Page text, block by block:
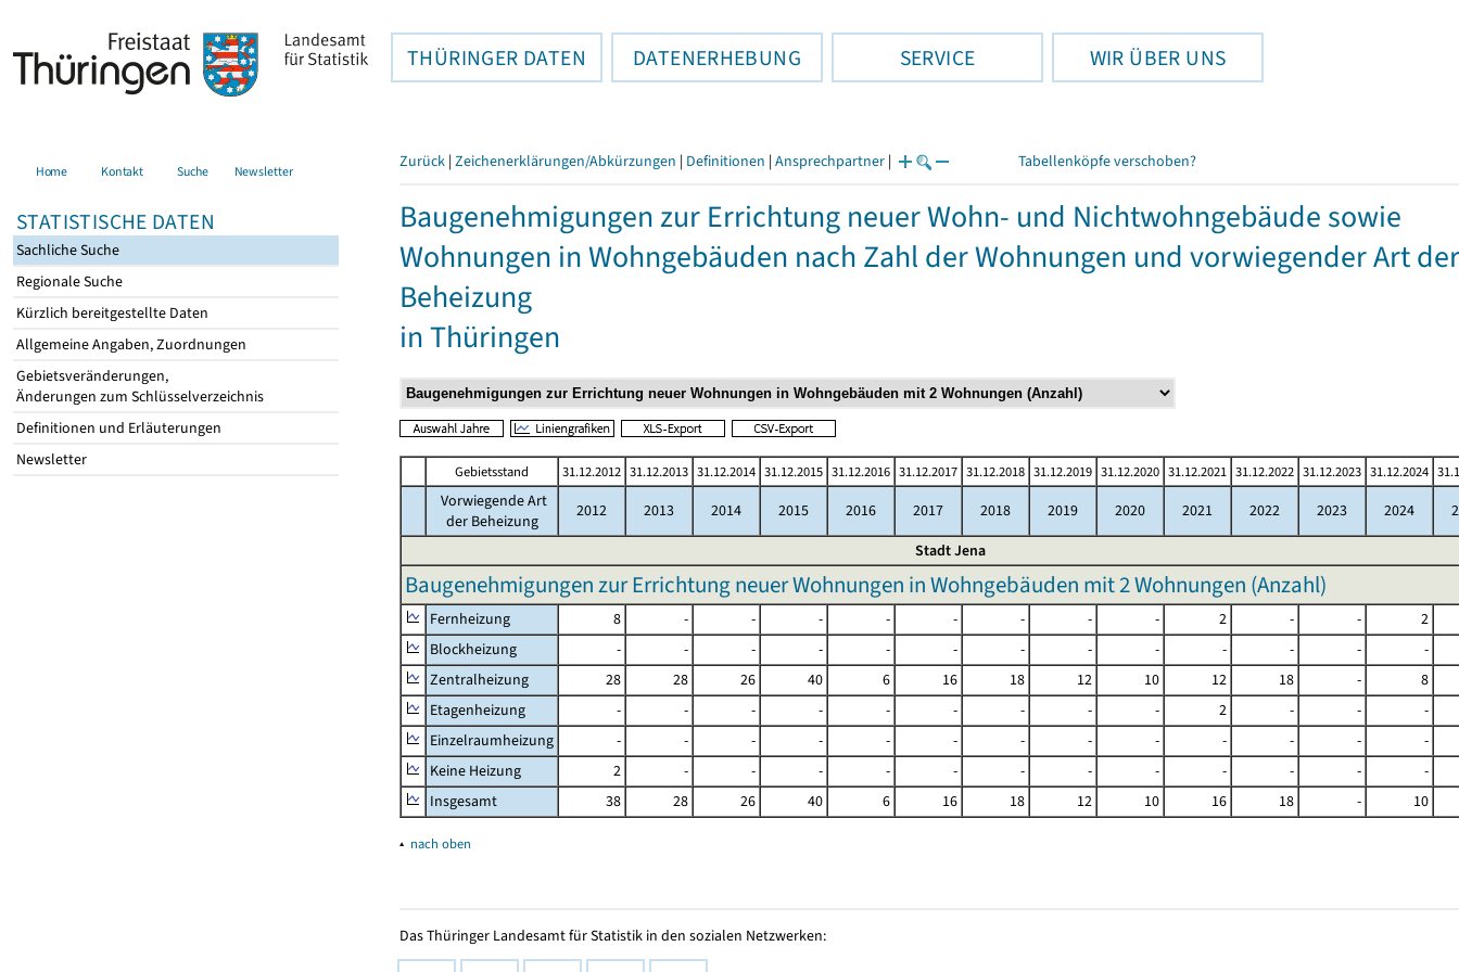
THÜRINGER DATEN DATENERHEBUNG SERVICE WIR ÜBER UNS
Home Kontakt Suche Newsletter
STATISTISCHE DATEN
Sachliche Suche
Regionale Suche
Kürzlich bereitgestellte Daten
Allgemeine Angaben, Zuordnungen
Gebietsveränderungen,
Änderungen zum Schlüsselverzeichnis
Definitionen und Erläuterungen
Newsletter
Zurück | Zeichenerklärungen/Abkürzungen | Definitionen | Ansprechpartner | Tabellenköpfe verschoben?
Baugenehmigungen zur Errichtung neuer Wohn- und Nichtwohngebäude sowie
Wohnungen in Wohngebäuden nach Zahl der Wohnungen und vorwiegender Art der
Beheizung
in Thüringen
Gebietsstand 31.12.2012 31.12.2013 31.12.2014 31.12.2015 31.12.2016 31.12.2017 31.12.2018 31.12.2019 31.12.2020 31.12.2021 31.12.2022 31.12.2023 31.12.2024
Vorwiegende Art
der Beheizung
2012 2013 2014 2015 2016 2017 2018 2019 2020 2021 2022 2023 2024
Stadt Jena
Baugenehmigungen zur Errichtung neuer Wohnungen in Wohngebäuden mit 2 Wohnungen (Anzahl)
Fernheizung 8 - - - - - - - - 2 - -
2
Blockheizung
- - - - - - - - - - - -
-
Zentralheizung
28 28 26 40 6 16 18 12 10 12 18 -
8
Etagenheizung
- - - - - - - - - 2 - -
-
Einzelraumheizung
- - - - - - - - - - - -
-
Keine Heizung
2 - - - - - - - - - - -
-
Insgesamt
38 28 26 40 6 16 18 12 10 16 18 - 10
▴ nach oben
Das Thüringer Landesamt für Statistik in den sozialen Netzwerken: